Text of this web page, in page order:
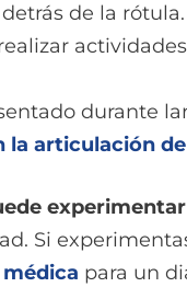
de la rótula.
durante
la articulación
Si
para un